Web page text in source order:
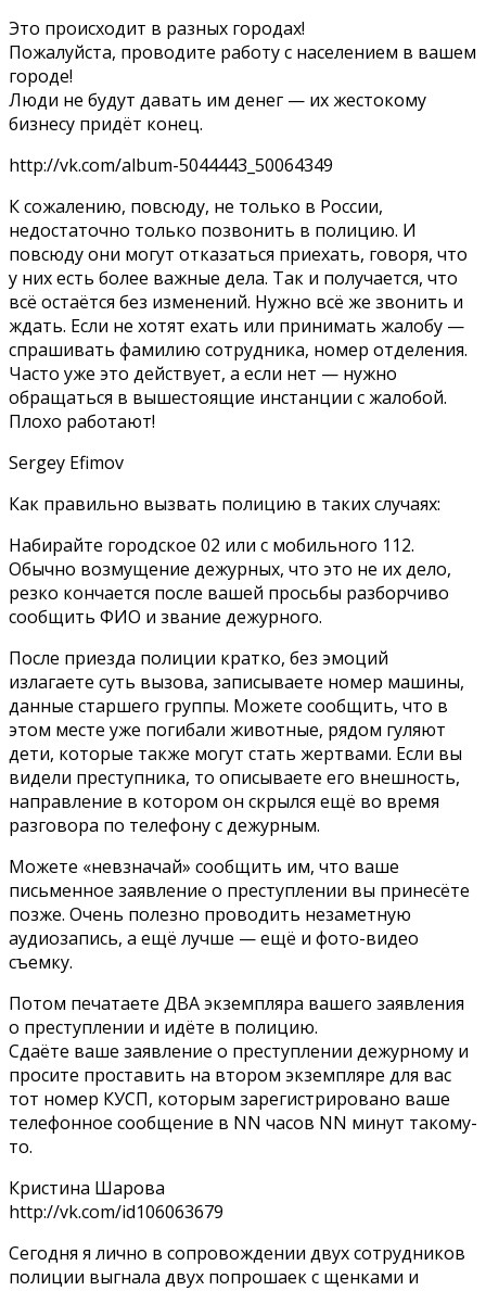
Это происходит в разных городах!
Пожалуйста, проводите работу с населением в вашем
городе!
Люди не будут давать им денег — их жестокому
бизнесу придёт конец.
http://vk.com/album-5044443_50064349
К сожалению, повсюду, не только в России,
недостаточно только позвонить в полицию. И
повсюду они могут отказаться приехать, говоря, что
у них есть более важные дела. Так и получается, что
всё остаётся без изменений. Нужно всё же звонить и
ждать. Если не хотят ехать или принимать жалобу —
спрашивать фамилию сотрудника, номер отделения.
Часто уже это действует, а если нет — нужно
обращаться в вышестоящие инстанции с жалобой.
Плохо работают!
Sergey Efimov
Как правильно вызвать полицию в таких случаях:
Набирайте городское 02 или с мобильного 112.
Обычно возмущение дежурных, что это не их дело,
резко кончается после вашей просьбы разборчиво
сообщить ФИО и звание дежурного.
После приезда полиции кратко, без эмоций
излагаете суть вызова, записываете номер машины,
данные старшего группы. Можете сообщить, что в
этом месте уже погибали животные, рядом гуляют
дети, которые также могут стать жертвами. Если вы
видели преступника, то описываете его внешность,
направление в котором он скрылся ещё во время
разговора по телефону с дежурным.
Можете «невзначай» сообщить им, что ваше
письменное заявление о преступлении вы принесёте
позже. Очень полезно проводить незаметную
аудиозапись, а ещё лучше — ещё и фото-видео
съемку.
Потом печатаете ДВА экземпляра вашего заявления
о преступлении и идёте в полицию.
Сдаёте ваше заявление о преступлении дежурному и
просите проставить на втором экземпляре для вас
тот номер КУСП, которым зарегистрировано ваше
телефонное сообщение в NN часов NN минут такому-
то.
Кристина Шарова
http://vk.com/id106063679
Сегодня я лично в сопровождении двух сотрудников
полиции выгнала двух попрошаек с щенками и